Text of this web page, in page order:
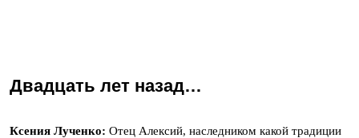
Двадцать лет назад…
Ксения Лученко: Отец Алексий, наследником какой традиции